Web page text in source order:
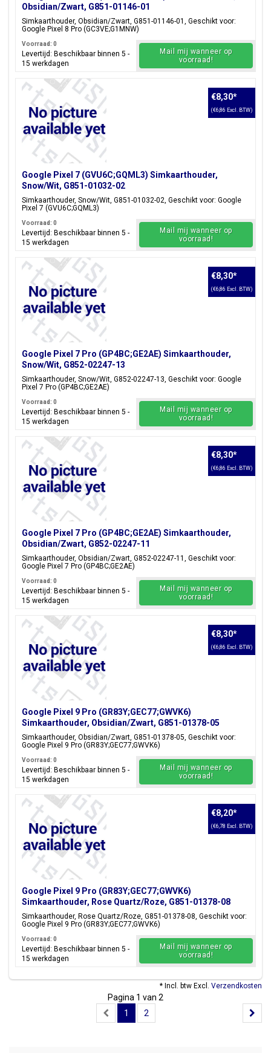
Obsidian/Zwart, G851-01146-01
Simkaarthouder, Obsidian/Zwart, G851-01146-01, Geschikt voor:
Google Pixel 8 Pro (GC3VE;G1MNW)
Voorraad: 0
Levertijd: Beschikbaar binnen 5 -
15 werkdagen
Mail mij wanneer op
voorraad!
Google Pixel 7 (GVU6C;GQML3) Simkaarthouder,
Snow/Wit, G851-01032-02
Simkaarthouder, Snow/Wit, G851-01032-02, Geschikt voor: Google
Pixel 7 (GVU6C;GQML3)
€8,30*
(€6,86 Excl. BTW)
Voorraad: 0
Levertijd: Beschikbaar binnen 5 -
15 werkdagen
Mail mij wanneer op
voorraad!
Google Pixel 7 Pro (GP4BC;GE2AE) Simkaarthouder,
Snow/Wit, G852-02247-13
Simkaarthouder, Snow/Wit, G852-02247-13, Geschikt voor: Google
Pixel 7 Pro (GP4BC;GE2AE)
€8,30*
(€6,86 Excl. BTW)
Voorraad: 0
Levertijd: Beschikbaar binnen 5 -
15 werkdagen
Mail mij wanneer op
voorraad!
Google Pixel 7 Pro (GP4BC;GE2AE) Simkaarthouder,
Obsidian/Zwart, G852-02247-11
Simkaarthouder, Obsidian/Zwart, G852-02247-11, Geschikt voor:
Google Pixel 7 Pro (GP4BC;GE2AE)
€8,30*
(€6,86 Excl. BTW)
Voorraad: 0
Levertijd: Beschikbaar binnen 5 -
15 werkdagen
Mail mij wanneer op
voorraad!
Google Pixel 9 Pro (GR83Y;GEC77;GWVK6)
Simkaarthouder, Obsidian/Zwart, G851-01378-05
Simkaarthouder, Obsidian/Zwart, G851-01378-05, Geschikt voor:
Google Pixel 9 Pro (GR83Y;GEC77;GWVK6)
€8,30*
(€6,86 Excl. BTW)
Voorraad: 0
Levertijd: Beschikbaar binnen 5 -
15 werkdagen
Mail mij wanneer op
voorraad!
Google Pixel 9 Pro (GR83Y;GEC77;GWVK6)
Simkaarthouder, Rose Quartz/Roze, G851-01378-08
Simkaarthouder, Rose Quartz/Roze, G851-01378-08, Geschikt voor:
Google Pixel 9 Pro (GR83Y;GEC77;GWVK6)
€8,20*
(€6,78 Excl. BTW)
Voorraad: 0
Levertijd: Beschikbaar binnen 5 -
15 werkdagen
Mail mij wanneer op
voorraad!
* Incl. btw Excl. Verzendkosten
Pagina 1 van 2
1
2